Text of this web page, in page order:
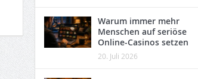
Warum immer mehr
Menschen auf seriöse
Online-Casinos setzen
20. Juli 2026